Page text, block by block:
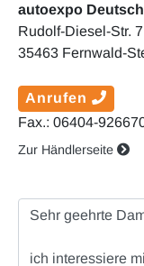
autoexpo
Rudolf-Diesel-Str. 7
35463 Fernwald-
Anrufen
Fax.: 06404-
Zur Händlerseite